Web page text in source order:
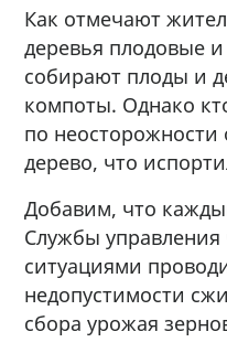
Как отмечают
деревья плодовые
собирают плоды и
компоты. Однако
по неосторожности
дерево, что
Добавим, что
Службы
ситуациями
недопустимости
сбора урожая